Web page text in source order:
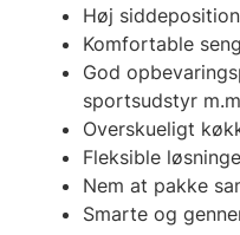
Høj
Komfortable
God
sportsudstyr
Overskueligt
Fleksible
Nem at pakke
Smarte og